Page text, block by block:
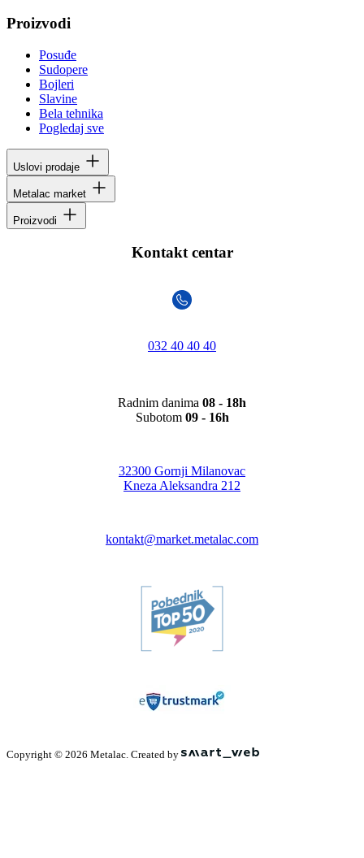
Proizvodi
Posuđe
Sudopere
Bojleri
Slavine
Bela tehnika
Pogledaj sve
Uslovi prodaje
Metalac market
Proizvodi
Kontakt centar
032 40 40 40
Radnim danima 08 - 18h
Subotom 09 - 16h
32300 Gornji Milanovac
Kneza Aleksandra 212
kontakt@market.metalac.com
Copyright © 2026 Metalac. Created by